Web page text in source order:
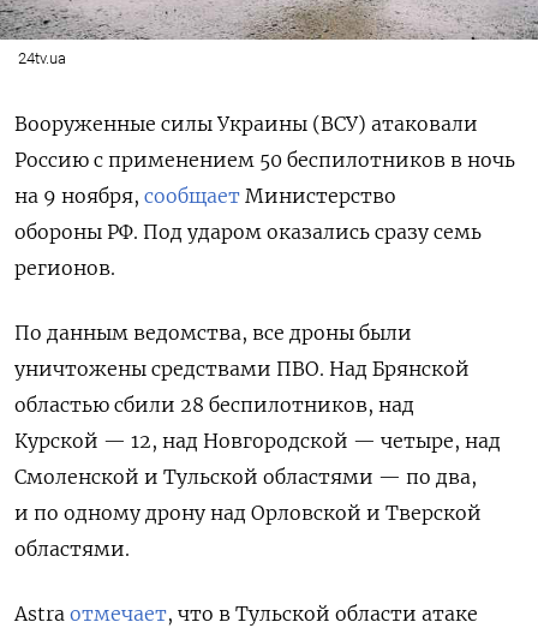
24tv.ua
Вооруженные силы Украины (ВСУ) атаковали
Россию с применением 50 беспилотников в ночь
на 9 ноября, сообщает Министерство
обороны РФ. Под ударом оказались сразу семь
регионов.
По данным ведомства, все дроны были
уничтожены средствами ПВО. Над Брянской
областью сбили 28 беспилотников, над
Курской — 12, над Новгородской — четыре, над
Смоленской и Тульской областями — по два,
и по одному дрону над Орловской и Тверской
областями.
Astra отмечает, что в Тульской области атаке